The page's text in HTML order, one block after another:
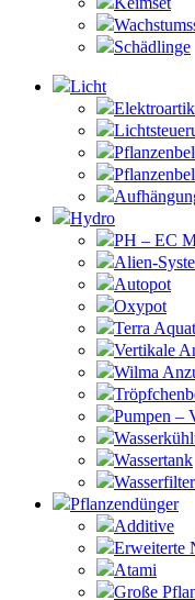
Schädlinge
Licht
Hydro
PH – EC
Alien-
Autopot
Oxypot
Terra
Vertikale
Wilma
Pumpen –
Wassertank
Pflanzendünger
Additive
Erweiterte
Atami
Große